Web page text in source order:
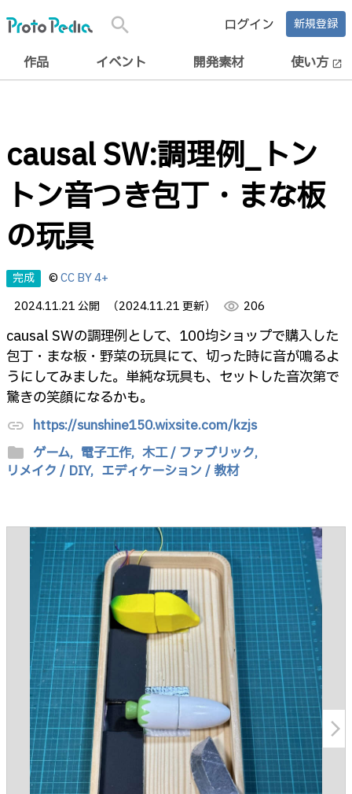
search ログイン 新規登録
作品 イベント 開発素材 使い方 open_in_new
causal SW:調理例_トン
トン音つき包丁・まな板
の玩具
完成 ©CC BY 4+
2024.11.21 公開
（2024.11.21 更新） visibility 206
causal SWの調理例として、100均ショップで購入した
包丁・まな板・野菜の玩具にて、切った時に音が鳴るよ
うにしてみました。単純な玩具も、セットした音次第で
驚きの笑顔になるかも。
link https://sunshine150.wixsite.com/kzjs
folder ゲーム, 電子工作, 木工 / ファブリック,
リメイク / DIY, エディケーション / 教材
arrow_forward_ios